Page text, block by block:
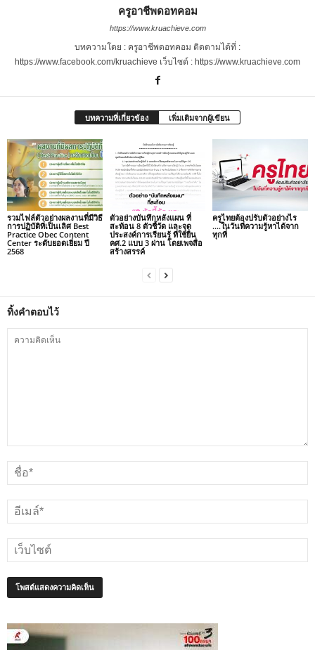
ครูอาชีพดอทคอม
https://www.kruachieve.com
บทความโดย : ครูอาชีพดอทคอม ติดตามได้ที่ :
https://www.facebook.com/kruachieve เว็บไซต์ : https://www.kruachieve.com
บทความที่เกี่ยวข้อง เพิ่มเติมจากผู้เขียน
รวมไฟล์ตัวอย่างผลงานที่มีวิธี
การปฏิบัติที่เป็นเลิศ Best
Practice Obec Content
Center ระดับยอดเยี่ยม ปี
2568
ตัวอย่างบันทึกหลังแผน ที่
สะท้อน 8 ตัวชี้วัด และจุด
ประสงค์การเรียนรู้ ที่ใช้ยื่น
คศ.2 แบบ 3 ผ่าน โดยเพจสื่อ
สร้างสรรค์
ครูไทยต้องปรับตัวอย่างไร
….ในวันที่ความรู้หาได้จาก
ทุกที่
ทิ้งคำตอบไว้